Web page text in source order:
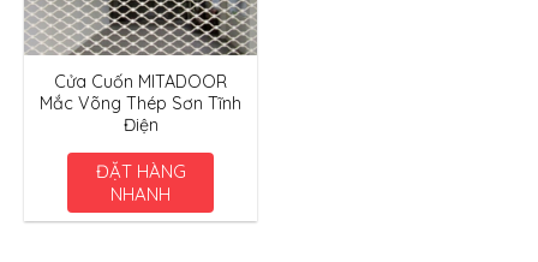
Cửa Cuốn MITADOOR
Mắc Võng Thép Sơn Tĩnh
Điện
ĐẶT HÀNG
NHANH